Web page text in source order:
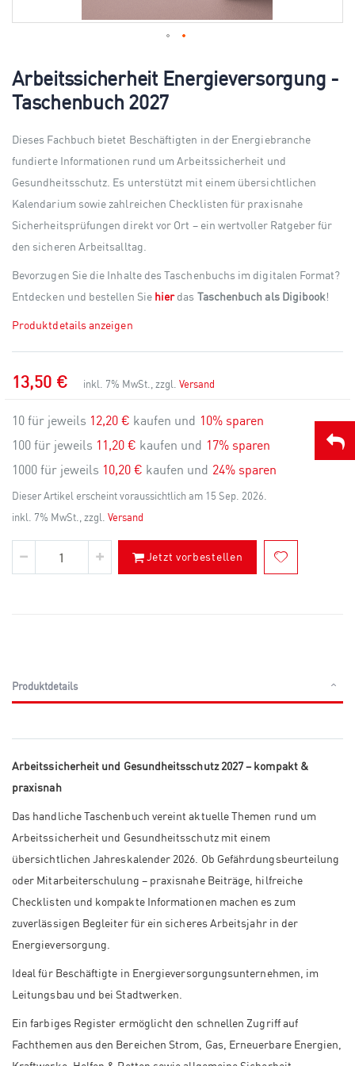
to
the
beginning
of
images
gallery
Arbeitssicherheit Energieversorgung -
Taschenbuch 2027
Dieses Fachbuch bietet Beschäftigten in der Energiebranche
fundierte Informationen rund um Arbeitssicherheit und
Gesundheitsschutz. Es unterstützt mit einem übersichtlichen
Kalendarium sowie zahlreichen Checklisten für praxisnahe
Sicherheitsprüfungen direkt vor Ort – ein wertvoller Ratgeber für
den sicheren Arbeitsalltag.
Bevorzugen Sie die Inhalte des Taschenbuchs im digitalen Format?
Entdecken und bestellen Sie hierdas Taschenbuch als Digibook!
Produktdetails anzeigen
13,50 € inkl. 7% MwSt., zzgl. Versand
10 für jeweils 12,20 € kaufen und 10% sparen
100 für jeweils 11,20 € kaufen und 17% sparen
1000 für jeweils 10,20 € kaufen und 24% sparen
Dieser Artikel erscheint voraussichtlich am 15 Sep. 2026.
inkl. 7% MwSt., zzgl. Versand
Jetzt vorbestellen
Produktdetails
Arbeitssicherheit und Gesundheitsschutz 2027 – kompakt &
praxisnah
Das handliche Taschenbuch vereint aktuelle Themen rund um
Arbeitssicherheit und Gesundheitsschutz mit einem
übersichtlichen Jahreskalender 2026. Ob Gefährdungsbeurteilung
oder Mitarbeiterschulung – praxisnahe Beiträge, hilfreiche
Checklisten und kompakte Informationen machen es zum
zuverlässigen Begleiter für ein sicheres Arbeitsjahr in der
Energieversorgung.
Ideal für Beschäftigte in Energieversorgungsunternehmen, im
Leitungsbau und bei Stadtwerken.
Ein farbiges Register ermöglicht den schnellen Zugriff auf
Fachthemen aus den Bereichen Strom, Gas, Erneuerbare Energien,